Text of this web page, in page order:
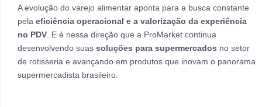
A evolução do varejo alimentar aponta para a busca constante
pela eficiência operacional e a valorização da experiência
no PDV . E é nessa direção que a ProMarket continua
desenvolvendo suas soluções para supermercados no setor
de rotisseria e avançando em produtos que inovam o panorama
supermercadista brasileiro.